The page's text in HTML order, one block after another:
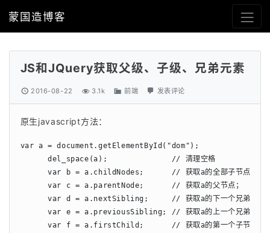
蒙国造博客
JS和JQuery获取父级、子级、兄弟元素
2016-08-22 3.1k 前端 发表评论
原生javascript方法：
var a = document.getElementById("dom");
      del_space(a);              // 清理空格
      var b = a.childNodes;      // 获取a的全部子节点；
      var c = a.parentNode;      // 获取a的父节点；
      var d = a.nextSibling;     // 获取a的下一个兄弟节点
      var e = a.previousSibling; // 获取a的上一个兄弟节点
      var f = a.firstChild;      // 获取a的第一个子节点